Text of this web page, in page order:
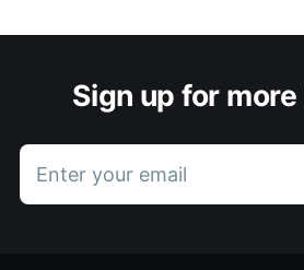
Sign up for
Enter your email